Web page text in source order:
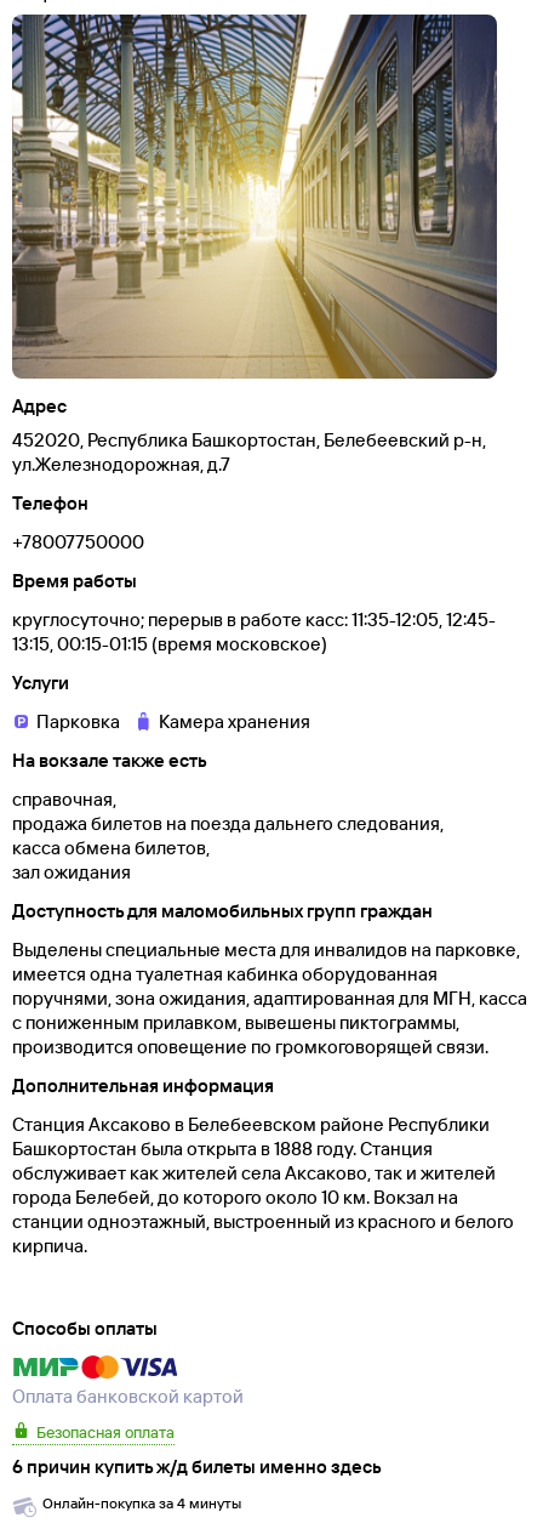
Адрес
452020, Республика Башкортостан, Белебеевский р-н,
ул.Железнодорожная, д.7
Телефон
+78007750000
Время работы
круглосуточно; перерыв в работе касс: 11:35-12:05, 12:45-
13:15, 00:15-01:15 (время московское)
Услуги
Парковка
Камера хранения
На вокзале также есть
справочная,
продажа билетов на поезда дальнего следования,
касса обмена билетов,
зал ожидания
Доступность для маломобильных групп граждан
Выделены специальные места для инвалидов на парковке,
имеется одна туалетная кабинка оборудованная
поручнями, зона ожидания, адаптированная для МГН, касса
с пониженным прилавком, вывешены пиктограммы,
производится оповещение по громкоговорящей связи.
Дополнительная информация
Станция Аксаково в Белебеевском районе Республики
Башкортостан была открыта в 1888 году. Станция
обслуживает как жителей села Аксаково, так и жителей
города Белебей, до которого около 10 км. Вокзал на
станции одноэтажный, выстроенный из красного и белого
кирпича.
Способы оплаты
Оплата банковской картой
Безопасная оплата
6 причин купить ж/д билеты именно здесь
Онлайн-покупка за 4 минуты